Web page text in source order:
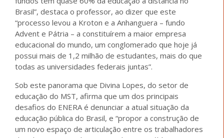
Brasil”, destaca o professor, ao dizer que este
“processo levou a Kroton e a Anhanguera – fundo
Advent e Pátria – a constituírem a maior empresa
educacional do mundo, um conglomerado que hoje já
possui mais de 1,2 milhão de estudantes, mais do que
todas as universidades federais juntas”.
Sob este panorama que Divina Lopes, do setor de
educação do MST, afirma que um dos principais
desafios do ENERA é denunciar a atual situação da
educação pública do Brasil, e “propor a construção de
um novo espaço de articulação entre os trabalhadores